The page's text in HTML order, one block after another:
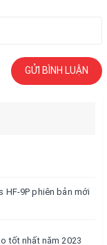
GỬI BÌNH LUẬN
HF-9P phiên bản mới
tốt nhất năm 2023